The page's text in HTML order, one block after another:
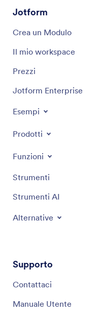
Jotform
Crea un Modulo
Il mio workspace
Prezzi
Jotform Enterprise
Esempi
Prodotti
Funzioni
Strumenti
Strumenti AI
Alternative
Supporto
Contattaci
Manuale Utente